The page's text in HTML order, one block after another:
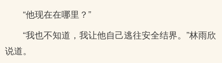
“他现在在哪里？”
“我也不知道，我让他自己逃往安全结界。”林雨欣
说道。